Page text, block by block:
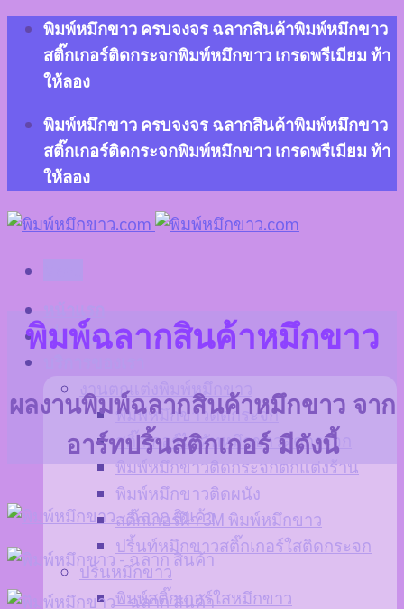
Skip
content
พิมพ์หมึกขาว ครบจงจร ฉลากสินค้าพิมพ์หมึกขาว
สติ๊กเกอร์ติดกระจกพิมพ์หมึกขาว เกรดพรีเมียม ท้า
ให้ลอง
พิมพ์หมึกขาว ครบจงจร ฉลากสินค้าพิมพ์หมึกขาว
สติ๊กเกอร์ติดกระจกพิมพ์หมึกขาว เกรดพรีเมียม ท้า
ให้ลอง
เกี่ยวกับเรา
งานตกแต่งพิมพ์หมึกขาว
พิมพ์หมึกขาวติดกระจก
สติ๊กเกอร์ไดคัทหมึกขาวติดกระจก
พิมพ์หมึกขาวติดกระจกตกแต่งร้าน
พิมพ์หมึกขาวติดผนัง
สติ๊กเกอร์ฝ้า 3M พิมพ์หมึกขาว
ปริ้นท์หมึกขาวสติ๊กเกอร์ใสติดกระจก
ปริ้นหมึกขาว
พิมพ์สติ๊กเกอร์ใสหมึกขาว
พิมพ์ฉลากสินค้าหมึกขาว
ผลงานพิมพ์ฉลากสินค้าหมึกขาว จาก
อาร์ทปริ้นสติกเกอร์ มีดังนี้